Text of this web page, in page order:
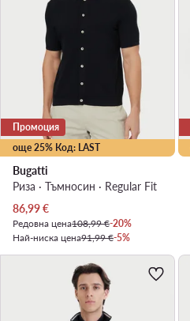
още 25% Код: LAST
Промоция
Bugatti
Риза · Тъмносин · Regular Fit
Актуална цена
86,99€
Редовна цена108,99 €-20%
Най-ниска цена91,99 €-5%